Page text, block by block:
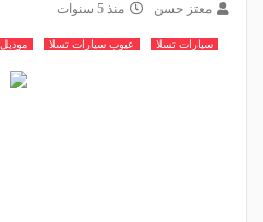
معتز حسن منذ 5 سنوات
سيارات تسلا عيوب سيارات تسلا موديل x